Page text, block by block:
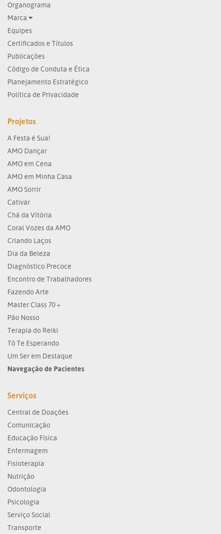
Organograma
Marca
Equipes
Certificados e Títulos
Publicações
Código de Conduta e Ética
Planejamento Estratégico
Política de Privacidade
Projetos
A Festa é Sua!
AMO Dançar
AMO em Cena
AMO em Minha Casa
AMO Sorrir
Cativar
Chá da Vitória
Coral Vozes da AMO
Criando Laços
Dia da Beleza
Diagnóstico Precoce
Encontro de Trabalhadores
Fazendo Arte
Master Class 70 +
Pão Nosso
Terapia do Reiki
Tô Te Esperando
Um Ser em Destaque
Navegação de Pacientes
Serviços
Central de Doações
Comunicação
Educação Física
Enfermagem
Fisioterapia
Nutrição
Odontologia
Psicologia
Serviço Social
Transporte